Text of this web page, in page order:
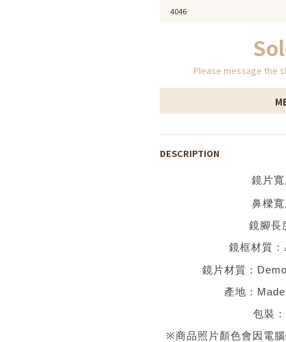
Please message the
DESCRIPTION
鏡片寬
鼻樑寬
鏡腳長
鏡框材質：
鏡片材質：
產地：
包裝
※商品照片顏色會因電